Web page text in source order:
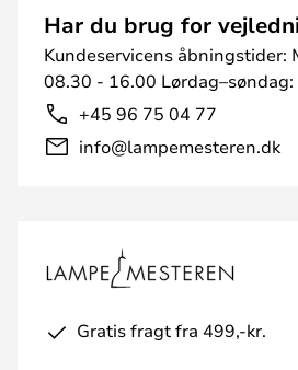
Har du brug for
Kundeservicens åbningstider:
08.30 - 16.00 Lørdag–søndag:
+45 96 75 04 77
info@lampemesteren.dk
Gratis fragt fra 499,-kr.